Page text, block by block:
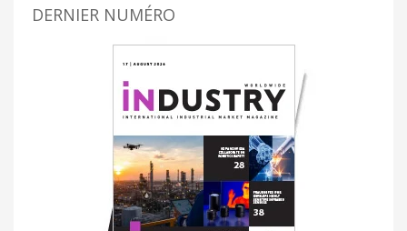
DERNIER NUMÉRO